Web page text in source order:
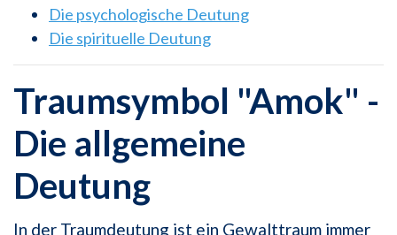
Die psychologische Deutung
Die spirituelle Deutung
Traumsymbol "Amok" -
Die allgemeine
Deutung
In der Traumdeutung ist ein Gewalttraum immer